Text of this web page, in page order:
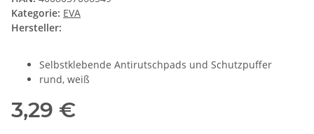
Kategorie: EVA
Hersteller:
Selbstklebende Antirutschpads und Schutzpuffer
rund, weiß
3,29 €